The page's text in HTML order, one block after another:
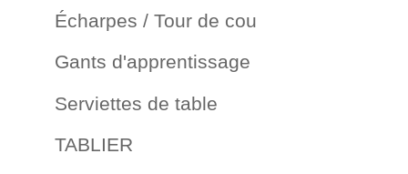
Écharpes / Tour de cou
Gants d'apprentissage
Serviettes de table
TABLIER